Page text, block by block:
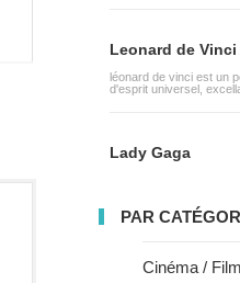
Leonard de Vinci
léonard de vinci est un
d'esprit universel,
Lady Gaga
PAR
Cinéma /